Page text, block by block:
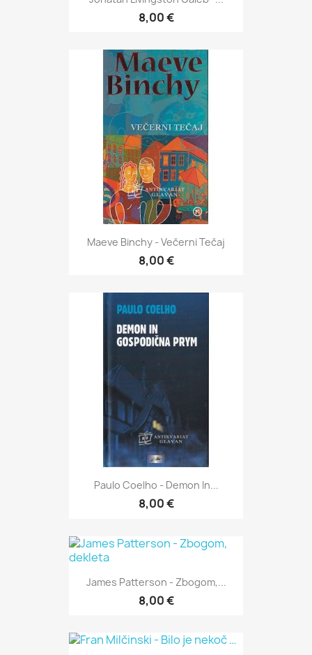
8,00 €
Maeve Binchy - Večerni Tečaj
8,00 €
Paulo Coelho - Demon In...
8,00 €
James Patterson - Zbogom,...
8,00 €